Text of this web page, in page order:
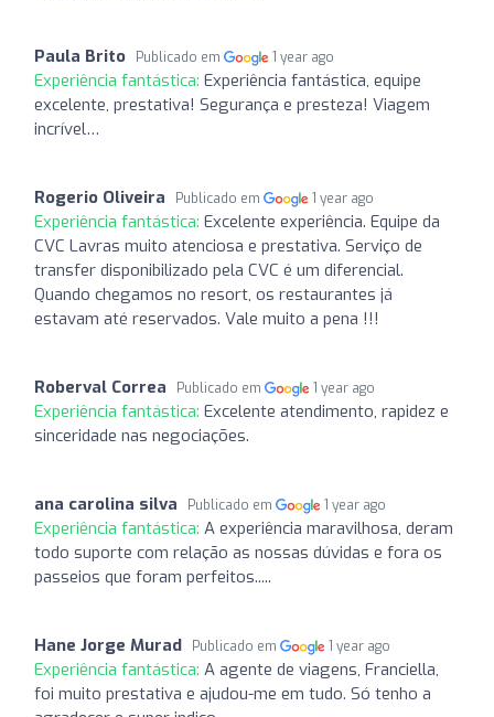
Paula Brito Publicado em 1 year ago
Experiência fantástica: Experiência fantástica, equipe
excelente, prestativa! Segurança e presteza! Viagem
incrível…
Rogerio Oliveira Publicado em 1 year ago
Experiência fantástica: Excelente experiência. Equipe da
CVC Lavras muito atenciosa e prestativa. Serviço de
transfer disponibilizado pela CVC é um diferencial.
Quando chegamos no resort, os restaurantes já
estavam até reservados. Vale muito a pena !!!
Roberval Correa Publicado em 1 year ago
Experiência fantástica: Excelente atendimento, rapidez e
sinceridade nas negociações.
ana carolina silva Publicado em 1 year ago
Experiência fantástica: A experiência maravilhosa, deram
todo suporte com relação as nossas dúvidas e fora os
passeios que foram perfeitos.....
Hane Jorge Murad Publicado em 1 year ago
Experiência fantástica: A agente de viagens, Franciella,
foi muito prestativa e ajudou-me em tudo. Só tenho a